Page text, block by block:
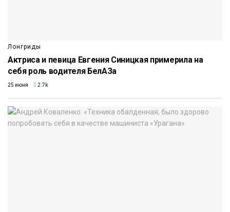
Лонгриды
Актриса и певица Евгения Синицкая примерила на
себя роль водителя БелАЗа
25 июня 2.7k